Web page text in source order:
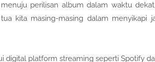
perilisan album dalam waktu
kita masing-masing dalam menyikapi
digital platform streaming seperti Spotify